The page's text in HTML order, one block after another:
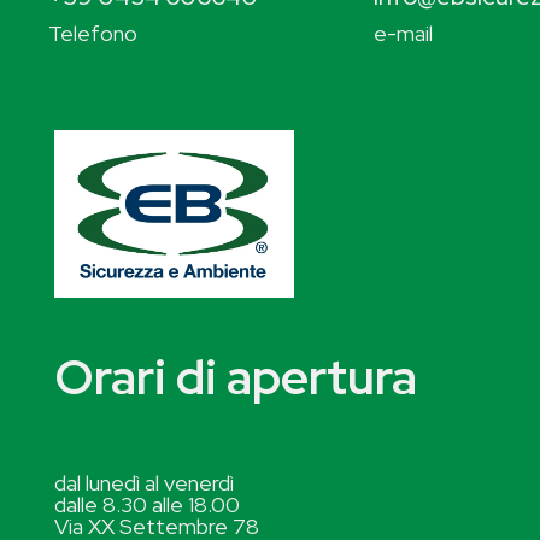
Telefono e-mail
Orari di apertura
dal lunedì al venerdì
dalle 8.30 alle 18.00
Via XX Settembre 78